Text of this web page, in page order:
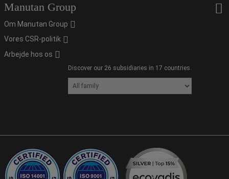
Manutan Group
Om Manutan Group
Vores CSR-politik
Arbejde hos os
Discover our 26 subsidiaries in 17 countries.